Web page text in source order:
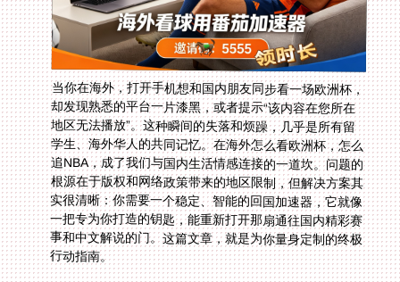
当你在海外，打开手机想和国内朋友同步看一场欧洲杯，
却发现熟悉的平台一片漆黑，或者提示“该内容在您所在
地区无法播放”。这种瞬间的失落和烦躁，几乎是所有留
学生、海外华人的共同记忆。在海外怎么看欧洲杯，怎么
追NBA，成了我们与国内生活情感连接的一道坎。问题的
根源在于版权和网络政策带来的地区限制，但解决方案其
实很清晰：你需要一个稳定、智能的回国加速器，它就像
一把专为你打造的钥匙，能重新打开那扇通往国内精彩赛
事和中文解说的门。这篇文章，就是为你量身定制的终极
行动指南。